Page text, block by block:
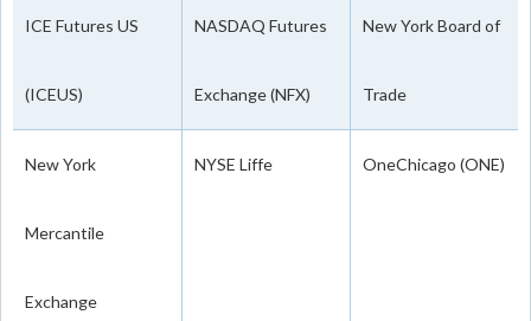
ICE Futures US
(ICEUS)
NASDAQ Futures
Exchange (NFX)
New York Board of
Trade
New York
Mercantile
Exchange
NYSE Liffe OneChicago (ONE)